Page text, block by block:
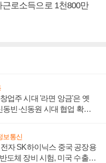
로소득으로 1천800만
업주 시대 '라면 앙금'은 옛
동빈·신동원 시대 협업 확대
보통신
자 SK하이닉스 중국 공장용
도체 장비 시험, 미국 수출통